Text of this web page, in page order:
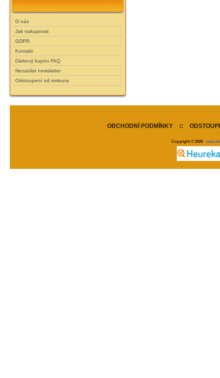
O nás
Jak nakupovat
GDPR
Kontakt
Dárkový kupón FAQ
Nezasílat newslatter
Odstoupení od smlouvy
OBCHODNÍ PODMÍNKY ::
Copyright © 2026